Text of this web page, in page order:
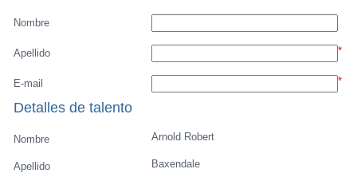
Nombre
Apellido *
E-mail *
Detalles de talento
Nombre Arnold Robert
Apellido Baxendale